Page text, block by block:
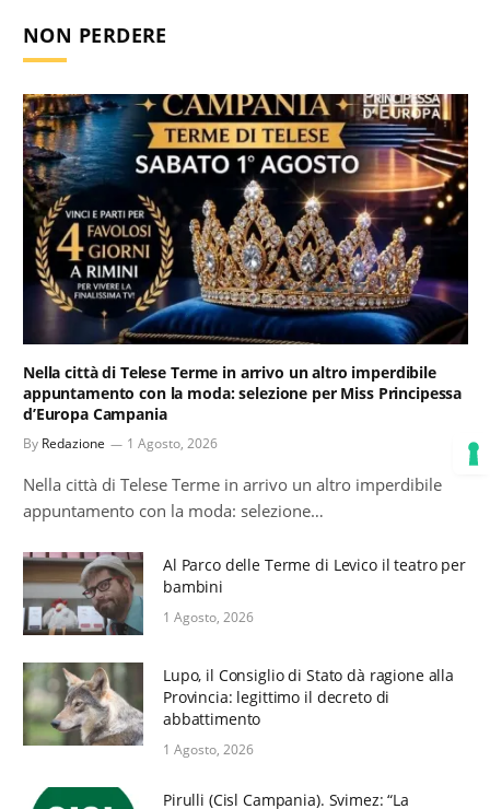
NON PERDERE
Nella città di Telese Terme in arrivo un altro imperdibile
appuntamento con la moda: selezione per Miss Principessa
d’Europa Campania
By Redazione 1 Agosto, 2026
Nella città di Telese Terme in arrivo un altro imperdibile
appuntamento con la moda: selezione…
Al Parco delle Terme di Levico il teatro per
bambini
1 Agosto, 2026
Lupo, il Consiglio di Stato dà ragione alla
Provincia: legittimo il decreto di
abbattimento
1 Agosto, 2026
Pirulli (Cisl Campania). Svimez: “La